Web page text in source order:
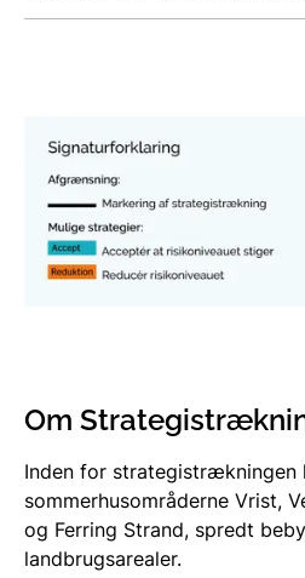
Om
Inden for strategistrækningen
sommerhusområderne Vrist,
og Ferring Strand, spredt
landbrugsarealer.